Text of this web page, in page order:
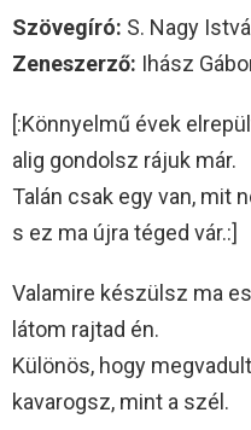
Szövegíró: S. Nagy
Zeneszerző: Ihász
[:Könnyelmű évek
alig gondolsz rájuk már.
Talán csak egy van, mit
s ez ma újra téged vár.:]
Valamire készülsz ma
látom rajtad én.
Különös, hogy
kavarogsz, mint a szél.